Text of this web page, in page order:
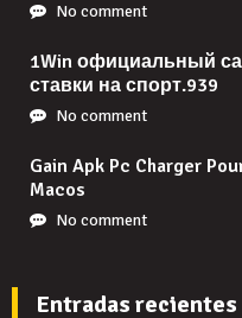
No comment
1Win официальный
ставки на спорт.939
No comment
Gain Apk Pc Charger
Macos
No comment
Entradas recientes